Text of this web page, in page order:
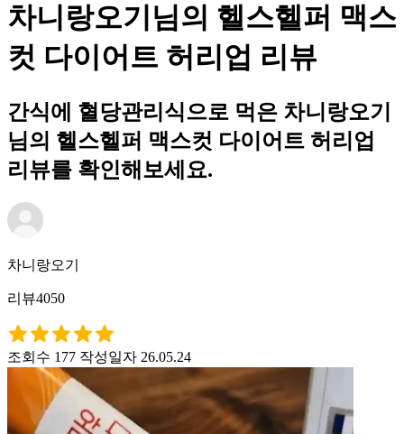
차니랑오기님의 헬스헬퍼 맥스
컷 다이어트 허리업 리뷰
간식에 혈당관리식으로 먹은 차니랑오기
님의 헬스헬퍼 맥스컷 다이어트 허리업
리뷰를 확인해보세요.
차니랑오기
리뷰4050
조회수 177 작성일자 26.05.24